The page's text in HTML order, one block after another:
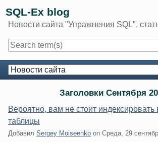
content
SQL-Ex blog
Новости сайта "Упражнения SQL",
Navigation
Заголовки Сентября
Вероятно, вам не стоит
таблицы
Добавил Sergey Moiseenko on Среда, 29